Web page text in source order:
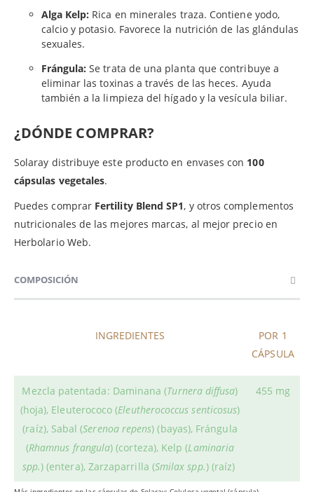
Alga Kelp: Rica en minerales traza. Contiene yodo,
calcio y potasio. Favorece la nutrición de las glándulas
sexuales.
Frángula: Se trata de una planta que contribuye a
eliminar las toxinas a través de las heces. Ayuda
también a la limpieza del hígado y la vesícula biliar.
¿DÓNDE COMPRAR?
Solaray distribuye este producto en envases con 100
cápsulas vegetales.
Puedes comprar Fertility Blend SP1, y otros complementos
nutricionales de las mejores marcas, al mejor precio en
Herbolario Web.
COMPOSICIÓN
INGREDIENTES
POR 1
CÁPSULA
Mezcla patentada: Daminana (Turnera diffusa)
(hoja), Eleuterococo (Eleutherococcus senticosus)
(raíz), Sabal (Serenoa repens) (bayas), Frángula
(Rhamnus frangula) (corteza), Kelp (Laminaria
spp.) (entera), Zarzaparrilla (Smilax spp.) (raíz)
455 mg